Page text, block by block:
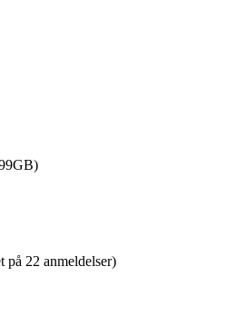
på 22 anmeldelser)